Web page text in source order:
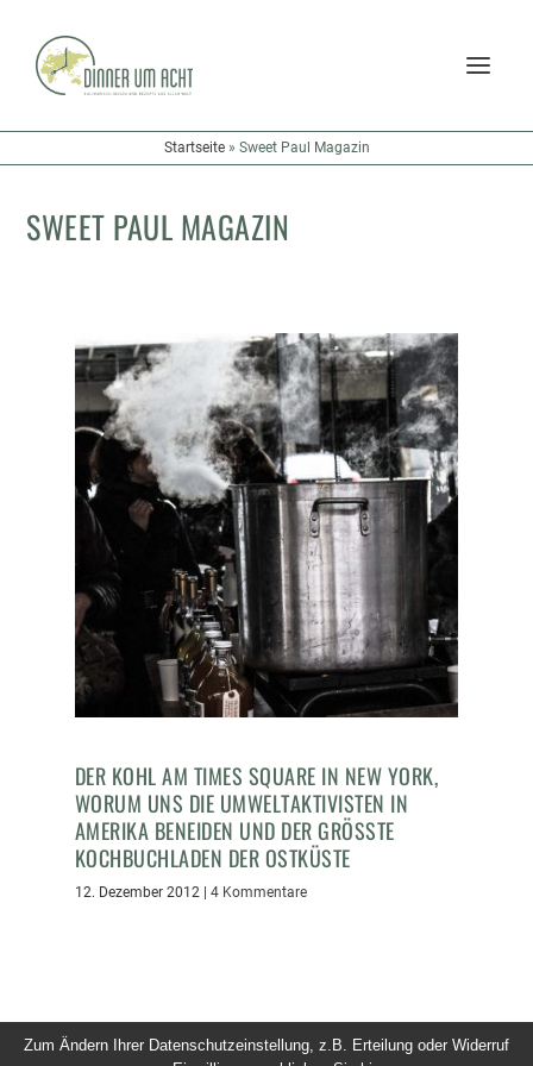
Startseite» Sweet Paul Magazin
SWEET PAUL MAGAZIN
DER KOHL AM TIMES SQUARE IN NEW YORK,
WORUM UNS DIE UMWELTAKTIVISTEN IN
AMERIKA BENEIDEN UND DER GRÖSSTE K
OCHBUCHLADEN DER OSTKÜSTE
12. Dezember 2012 | 4 Kommentare
Zum Ändern Ihrer Datenschutzeinstellung, z.B. Erteilung oder Widerruf